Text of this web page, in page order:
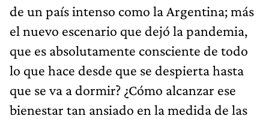
de un país intenso como la Argentina; más
el nuevo escenario que dejó la pandemia,
que es absolutamente consciente de todo
lo que hace desde que se despierta hasta
que se va a dormir? ¿Cómo alcanzar ese
bienestar tan ansiado en la medida de las